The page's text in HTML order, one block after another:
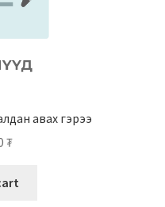
авах гэрээ
₮